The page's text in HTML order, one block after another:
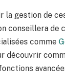
la gestion de
conseillera de
comme
découvrir